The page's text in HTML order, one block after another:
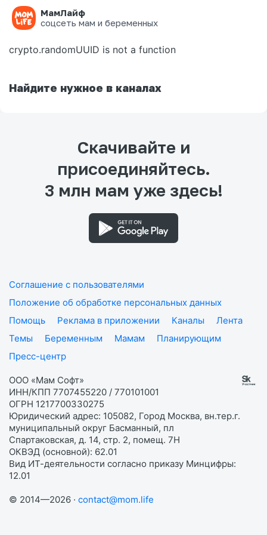
МамЛайф
соцсеть мам и беременных
Ошибка на странице
crypto.randomUUID is not a function
Найдите нужное в каналах
Скачивайте и
присоединяйтесь.
3 млн мам уже здесь!
Соглашение с пользователями
Положение об обработке персональных данных
Помощь
Реклама в приложении Каналы
Лента
Темы
Беременным Мамам
Планирующим
Пресс-центр
ООО «Мам Софт»
ИНН/КПП 7707455220 / 770101001
ОГРН 1217700330275
Юридический адрес: 105082, Город Москва, вн.тер.г.
муниципальный округ Басманный, пл
Спартаковская, д. 14, стр. 2, помещ. 7Н
ОКВЭД (основной): 62.01
Вид ИТ-деятельности согласно приказу Минцифры:
12.01
© 2014—2026 · contact@mom.life